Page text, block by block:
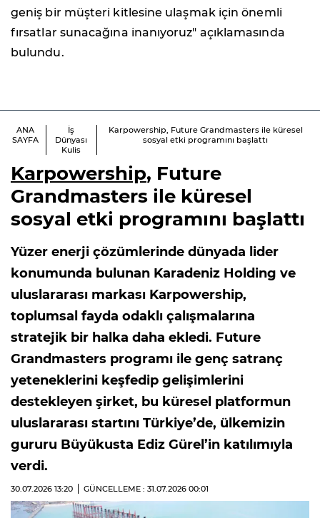
geniş bir müşteri kitlesine ulaşmak için önemli
fırsatlar sunacağına inanıyoruz" açıklamasında
bulundu.
ANA
SAYFA
İş
Dünyası
Kulis
Karpowership, Future Grandmasters ile küresel
sosyal etki programını başlattı
Karpowership, Future
Grandmasters ile küresel
sosyal etki programını başlattı
Yüzer enerji çözümlerinde dünyada lider
konumunda bulunan Karadeniz Holding ve
uluslararası markası Karpowership,
toplumsal fayda odaklı çalışmalarına
stratejik bir halka daha ekledi. Future
Grandmasters programı ile genç satranç
yeteneklerini keşfedip gelişimlerini
destekleyen şirket, bu küresel platformun
uluslararası startını Türkiye’de, ülkemizin
gururu Büyükusta Ediz Gürel’in katılımıyla
verdi.
30.07.2026 13:20 GÜNCELLEME : 31.07.2026 00:01